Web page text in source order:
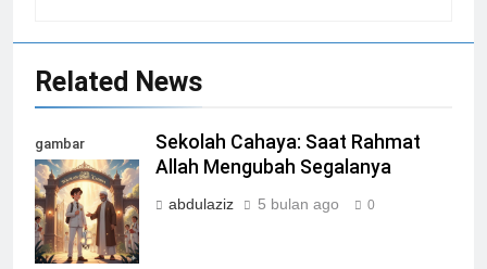
Related News
gambar
ilustrasi
RahmatAllah
Sekolah Cahaya: Saat Rahmat
Allah Mengubah Segalanya
abdulaziz 5 bulan ago 0